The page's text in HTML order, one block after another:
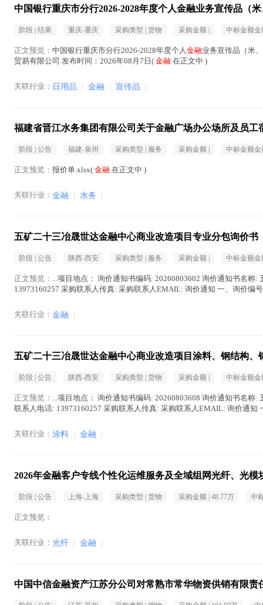
中国银行重庆市分行2026-2028年度个人金融业务宣传品（
阶段 | 结果 重庆-重庆 采购类型 | 货物 采购金额 | 中标金额金
正文预览： 中国银行重庆市分行2026-2028年度个人金融业务宣传品（米
贸易有限公司 发布时间：2026年08月7日( 金融 在正文中 )
关联行业： 日用品 | 金融 | 宣传品 |
福建省晋江水务集团有限公司关于金融广场办公场所及员
阶段 | 公告 福建-泉州 采购类型 | 服务 采购金额 | 中标金额金
正文预览： 报价单.xlsx( 金融 在正文中 )
关联行业： 金融 | 水务 |
五矿二十三冶晟世达金融中心商业改造项目专业分包询价书
阶段 | 公告 陕西-西安 采购类型 | 服务 采购金额 | 中标金额金
正文预览： ...项目地点： 询价通知书编码: 20260803602 询价通知书名称:
13973160257 采购联系人传真: 采购联系人EMAIL: 询价通知 一、询价编
关联行业： 金融 |
五矿二十三冶晟世达金融中心商业改造项目涂料、钢结构、
阶段 | 公告 陕西-西安 采购类型 | 货物 采购金额 | 中标金额金
正文预览： ...项目地点： 询价通知书编码: 20260803608 询价通知书名称:
联系人电话: 13973160257 采购联系人传真: 采购联系人EMAIL: 询价通
关联行业： 涂料 | 金融 |
2026年金融客户专线个性化运维服务及全域组网光纤、光模
阶段 | 公告 上海-上海 采购类型 | 货物 采购金额 | 48.77万 中
正文预览：
关联行业： 光纤 | 金融 |
中国中信金融资产江苏分公司对常熟市常华物资供销有限责